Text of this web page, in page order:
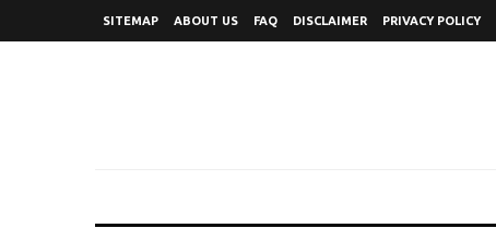
SITEMAP ABOUT US FAQ DISCLAIMER PRIVACY POLICY